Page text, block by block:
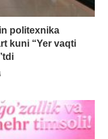
politexnika
kuni “Yer vaqti